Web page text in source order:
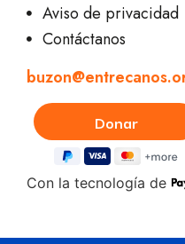
Aviso de privacidad
Contáctanos
Con la tecnología de